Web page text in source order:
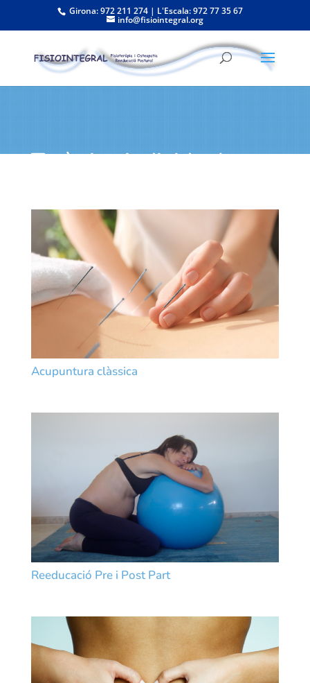
Girona: 972 211 274 | L'Escala: 972 77 35 67
info@fisiointegral.org
Teràpies individuals
Acupuntura clàssica
Reeducació Pre i Post Part